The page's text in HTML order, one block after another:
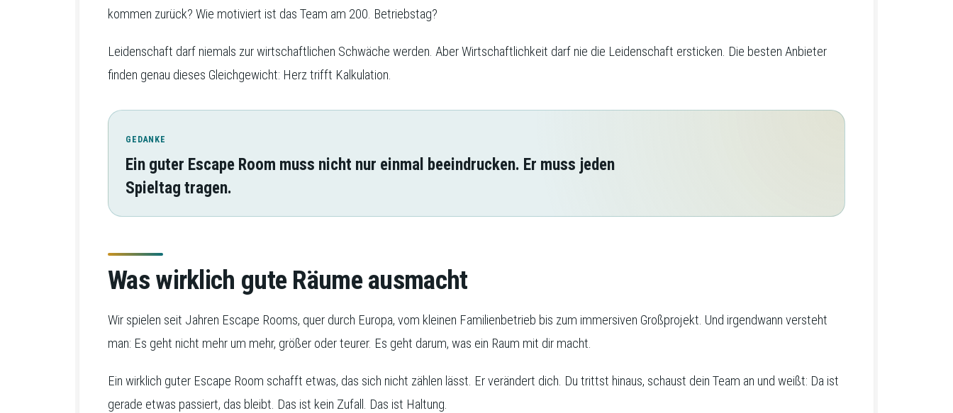
kommen zurück? Wie motiviert ist das Team am 200. Betriebstag?
Leidenschaft darf niemals zur wirtschaftlichen Schwäche werden. Aber Wirtschaftlichkeit darf nie die Leidenschaft ersticken. Die besten Anbieter
finden genau dieses Gleichgewicht: Herz trifft Kalkulation.
GEDANKE
Ein guter Escape Room muss nicht nur einmal beeindrucken. Er muss jeden
Spieltag tragen.
Was wirklich gute Räume ausmacht
Wir spielen seit Jahren Escape Rooms, quer durch Europa, vom kleinen Familienbetrieb bis zum immersiven Großprojekt. Und irgendwann versteht
man: Es geht nicht mehr um mehr, größer oder teurer. Es geht darum, was ein Raum mit dir macht.
Ein wirklich guter Escape Room schafft etwas, das sich nicht zählen lässt. Er verändert dich. Du trittst hinaus, schaust dein Team an und weißt: Da ist
gerade etwas passiert, das bleibt. Das ist kein Zufall. Das ist Haltung.